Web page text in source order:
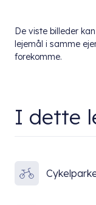
De viste billeder
lejemål i samme
forekomme.
I dette